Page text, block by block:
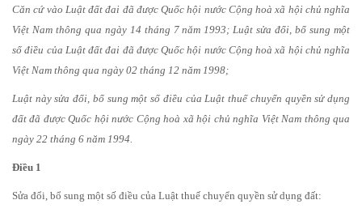
Bảo hộ bản quyền tác giả
Giấy phép Công thương
Giấy phép Y tế - Văn Hóa
Căn cứ vào Luật đất đai đã được Quốc hội nước Cộng hoà xã hội chủ nghĩa
Việt Nam thông qua ngày 14 tháng 7 năm 1993; Luật sửa đổi, bổ sung một
số điều của Luật đất đai đã được Quốc hội nước Cộng hoà xã hội chủ nghĩa
Việt Nam thông qua ngày 02 tháng 12 năm 1998;
Luật này sửa đổi, bổ sung một số điều của Luật thuế chuyển quyền sử dụng
đất đã được Quốc hội nước Cộng hoà xã hội chủ nghĩa Việt Nam thông qua
ngày 22 tháng 6 năm 1994.
Điều 1
Sửa đổi, bổ sung một số điều của Luật thuế chuyển quyền sử dụng đất: